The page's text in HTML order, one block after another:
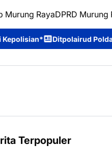
Murung RayaDPRD Murung
Polda Kalteng Sambangi
Terpopuler